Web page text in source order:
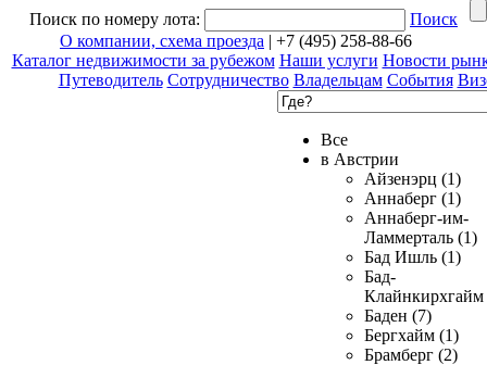
Поиск по номеру лота:
Поиск
О компании, схема проезда | +7 (495) 258-88-66
Каталог недвижимости за рубежом Наши услуги Новости
Путеводитель Сотрудничество Владельцам События
Все
в Австрии
Айзенэрц (1)
Аннаберг (1)
Аннаберг-им-
Ламмерталь (1)
Бад Ишль (1)
Бад-
Клайнкирхгайм
Баден (7)
Бергхайм (1)
Брамберг (2)